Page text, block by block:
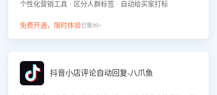
个性化营销工具 · 区分人群标签 · 自动给买家打标
免费开通，限时体验已售99+
抖音小店评论自动回复-八爪鱼